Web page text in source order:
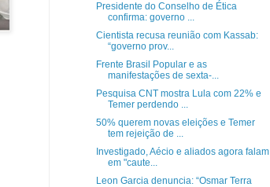
Presidente do Conselho de Ética
confirma: governo ...
Cientista recusa reunião com Kassab:
“governo prov...
Frente Brasil Popular e as
manifestações de sexta-...
Pesquisa CNT mostra Lula com 22% e
Temer perdendo ...
50% querem novas eleições e Temer
tem rejeição de ...
Investigado, Aécio e aliados agora falam
em "caute...
Leon Garcia denuncia: “Osmar Terra